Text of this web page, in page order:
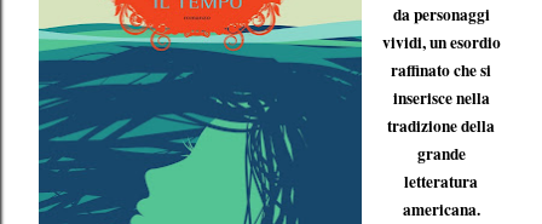
da personaggi
vividi, un esordio
raffinato che si
inserisce nella
tradizione della
grande
letteratura
americana.